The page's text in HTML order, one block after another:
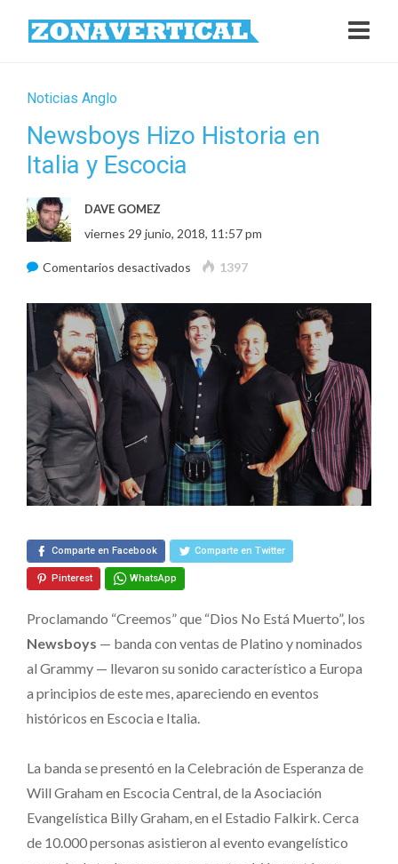
Noticias Anglo
Newsboys Hizo Historia en
Italia y Escocia
DAVE GOMEZ
viernes 29 junio, 2018, 11:57 pm
Comentarios desactivados en
Hizo
Historia
en
Italia
y
Escocia
1397
Comparte en Facebook Comparte en Twitter
Pinterest WhatsApp
Proclamando “Creemos” que “Dios No Está Muerto”, los
Newsboys — banda con ventas de Platino y nominados
al Grammy — llevaron su sonido característico a Europa
a principios de este mes, apareciendo en eventos
históricos en Escocia e Italia.
La banda se presentó en la Celebración de Esperanza de
Will Graham en Escocia Central, de la Asociación
Evangelística Billy Graham, en el Estadio Falkirk. Cerca
de 10.000 personas asistieron al evento evangelístico